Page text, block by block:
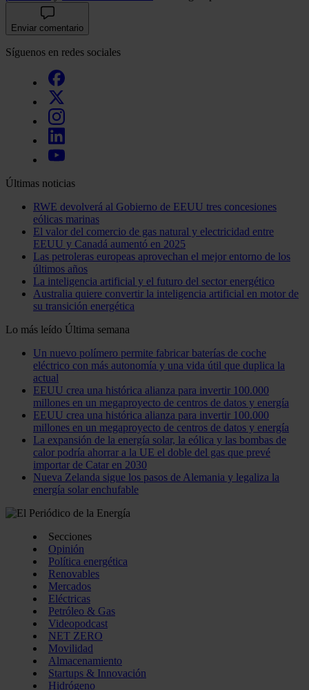
Enviar comentario
Síguenos en redes sociales
Últimas noticias
RWE devolverá al Gobierno de EEUU tres concesiones
eólicas marinas
El valor del comercio de gas natural y electricidad entre
EEUU y Canadá aumentó en 2025
Las petroleras europeas aprovechan el mejor entorno de los
últimos años
La inteligencia artificial y el futuro del sector energético
Australia quiere convertir la inteligencia artificial en motor de
su transición energética
Lo más leído Última semana
Un nuevo polímero permite fabricar baterías de coche
eléctrico con más autonomía y una vida útil que duplica la
actual
EEUU crea una histórica alianza para invertir 100.000
millones en un megaproyecto de centros de datos y energía
EEUU crea una histórica alianza para invertir 100.000
millones en un megaproyecto de centros de datos y energía
La expansión de la energía solar, la eólica y las bombas de
calor podría ahorrar a la UE el doble del gas que prevé
importar de Catar en 2030
Nueva Zelanda sigue los pasos de Alemania y legaliza la
energía solar enchufable
Secciones
Opinión
Política energética
Renovables
Mercados
Eléctricas
Petróleo & Gas
Videopodcast
NET ZERO
Movilidad
Almacenamiento
Startups & Innovación
Hidrógeno